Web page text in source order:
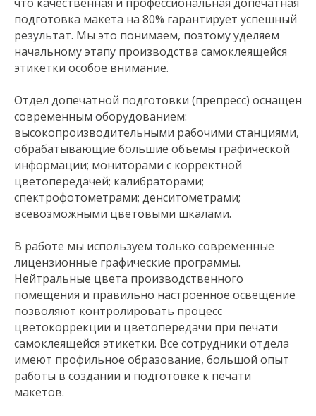
подготовка макета на 80% гарантирует успешный
результат. Мы это понимаем, поэтому уделяем
начальному этапу производства самоклеящейся
этикетки особое внимание.
Отдел допечатной подготовки (препресс) оснащен
современным оборудованием:
высокопроизводительными рабочими станциями,
обрабатывающие большие объемы графической
информации; мониторами с корректной
цветопередачей; калибраторами;
спектрофотометрами; денситометрами;
всевозможными цветовыми шкалами.
В работе мы используем только современные
лицензионные графические программы.
Нейтральные цвета производственного
помещения и правильно настроенное освещение
позволяют контролировать процесс
цветокоррекции и цветопередачи при печати
самоклеящейся этикетки. Все сотрудники отдела
имеют профильное образование, большой опыт
работы в создании и подготовке к печати
макетов.